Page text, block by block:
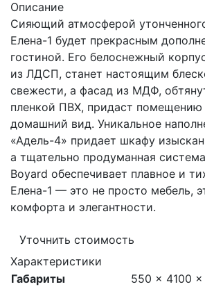
Описание
Сияющий атмосферой
Елена-1 будет прекрасным
гостиной. Его белоснежный
из ЛДСП, станет настоящим
свежести, а фасад из МДФ,
пленкой ПВХ, придаст
домашний вид. Уникальное
«Адель-4» придает шкафу
а тщательно продуманная
Boyard обеспечивает плавное и
Елена-1 — это не просто мебель,
комфорта и элегантности.
Уточнить стоимость
Характеристики
Габариты
550 × 4100